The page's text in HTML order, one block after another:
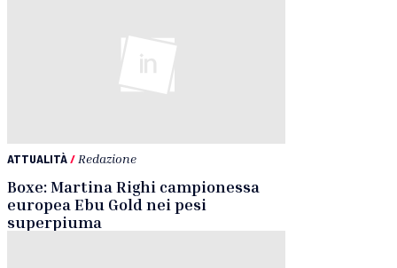
ATTUALITÀ/ Redazione
Boxe: Martina Righi campionessa
europea Ebu Gold nei pesi
superpiuma